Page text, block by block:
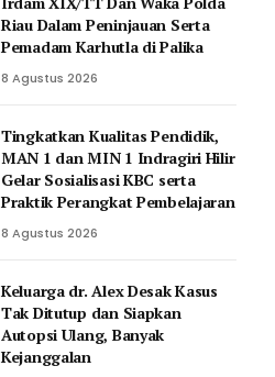
Riau Dalam Peninjauan Serta
Pemadam Karhutla di Palika
8 Agustus 2026
Tingkatkan Kualitas Pendidik,
MAN 1 dan MIN 1 Indragiri Hilir
Gelar Sosialisasi KBC serta
Praktik Perangkat Pembelajaran
8 Agustus 2026
Keluarga dr. Alex Desak Kasus
Tak Ditutup dan Siapkan
Autopsi Ulang, Banyak
Kejanggalan